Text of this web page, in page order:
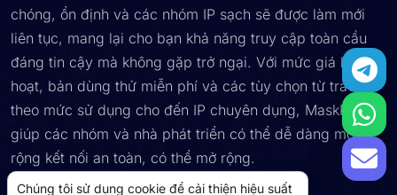
chóng, ổn định và các nhóm IP sạch sẽ được làm mới
liên tục, mang lại cho bạn khả năng truy cập toàn cầu
đáng tin cậy mà không gặp trở ngại. Với mức giá linh
hoạt, bản dùng thử miễn phí và các tùy chọn từ trả tiền
theo mức sử dụng cho đến IP chuyên dụng, MaskProxy
giúp các nhóm và nhà phát triển có thể dễ dàng mở
rộng kết nối an toàn, có thể mở rộng.
Chúng tôi sử dụng cookie để cải thiện hiệu suất